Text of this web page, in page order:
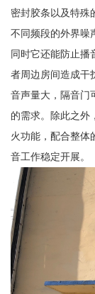
密封胶条以及特殊
不同频段的外界噪
同时它还能防止播
者周边房间造成干
音声量大，隔音门
的需求。除此之外
火功能，配合整体
音工作稳定开展。